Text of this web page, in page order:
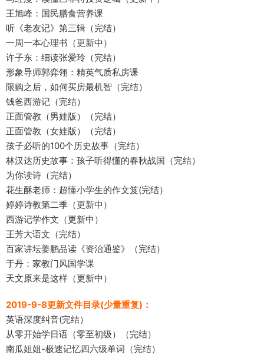
王旭峰：国民膳食营养课
听《老友记》第三辑（完结）
一周一本心理书（更新中）
许子东：细读张爱玲（完结）
形象导师郭弈翎：精英气质私房课
限购之后，如何买房最机智（完结）
钱爸西游记（完结）
正面管教（男娃版）（完结）
正面管教（女娃版）（完结）
孩子必听的100个历史故事（完结）
林汉达历史故事：孩子听得懂的春秋战国（完结）
为你读诗（完结）
花生酥老师：超懂小学生的作文笈(完结）
婷婷诗教第二季（更新中）
西游记学作文（更新中）
王芳大语文（完结）
百家讲坛姜鹏品读《资治通鉴》（完结）
于丹：家教门风国学课
天文原来是这样（更新中）
2019-9-8更新文件目录(少量重复)：
英语深度纠音(完结）
从零开始学日语（零至初级）（完结）
南瓜姐姐-极速记忆四六级单词（完结）